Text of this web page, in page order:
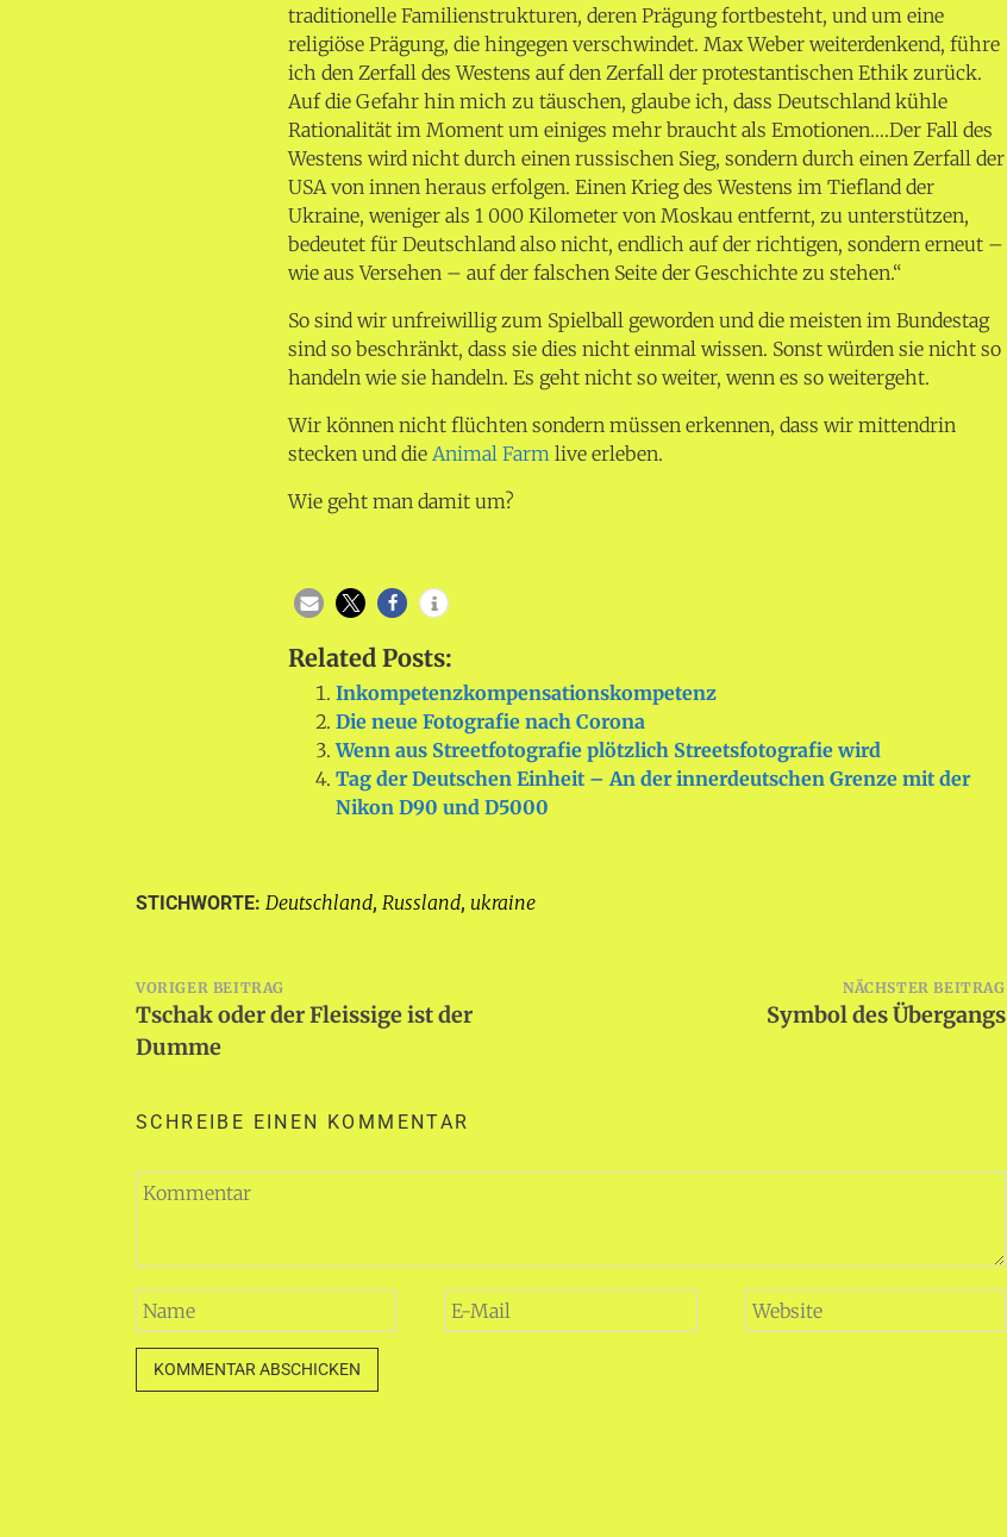
traditionelle Familienstrukturen, deren Prägung fortbesteht, und um eine
religiöse Prägung, die hingegen verschwindet. Max Weber weiterdenkend, führe
ich den Zerfall des Westens auf den Zerfall der protestantischen Ethik zurück.
Auf die Gefahr hin mich zu täuschen, glaube ich, dass Deutschland kühle
Rationalität im Moment um einiges mehr braucht als Emotionen….Der Fall des
Westens wird nicht durch einen russischen Sieg, sondern durch einen Zerfall der
USA von innen heraus erfolgen. Einen Krieg des Westens im Tiefland der
Ukraine, weniger als 1 000 Kilometer von Moskau entfernt, zu unterstützen,
bedeutet für Deutschland also nicht, endlich auf der richtigen, sondern erneut –
wie aus Versehen – auf der falschen Seite der Geschichte zu stehen.“
So sind wir unfreiwillig zum Spielball geworden und die meisten im Bundestag
sind so beschränkt, dass sie dies nicht einmal wissen. Sonst würden sie nicht so
handeln wie sie handeln. Es geht nicht so weiter, wenn es so weitergeht.
Wir können nicht flüchten sondern müssen erkennen, dass wir mittendrin
stecken und die Animal Farm live erleben.
Wie geht man damit um?
Related Posts:
Inkompetenzkompensationskompetenz
Die neue Fotografie nach Corona
Wenn aus Streetfotografie plötzlich Streetsfotografie wird
Tag der Deutschen Einheit – An der innerdeutschen Grenze mit der
Nikon D90 und D5000
STICHWORTE: Deutschland, Russland, ukraine
Beitragsnavigation
VORIGER BEITRAG
Tschak oder der Fleissige ist der
Dumme
NÄCHSTER BEITRAG
Symbol des Übergangs
SCHREIBE EINEN KOMMENTAR